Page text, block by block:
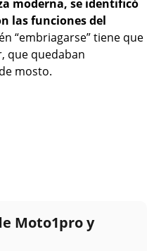
moderna, se identificó
las funciones del
“embriagarse” tiene que
que quedaban
mosto.
Moto1pro y